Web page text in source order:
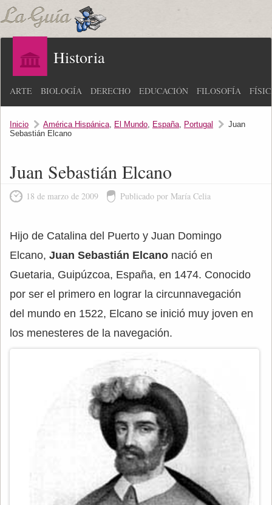
Historia
ARTE BIOLOGÍA DERECHO EDUCACIÓN FILOSOFÍA
Inicio América Hispánica, El Mundo, España, Portugal
Juan
Sebastián Elcano
Juan Sebastián Elcano
18 de marzo de 2009 Publicado por María Celia
Hijo de Catalina del Puerto y Juan Domingo
Elcano, Juan Sebastián Elcano nació en
Guetaria, Guipúzcoa, España, en 1474. Conocido
por ser el primero en lograr la circunnavegación
del mundo en 1522, Elcano se inició muy joven en
los menesteres de la navegación.